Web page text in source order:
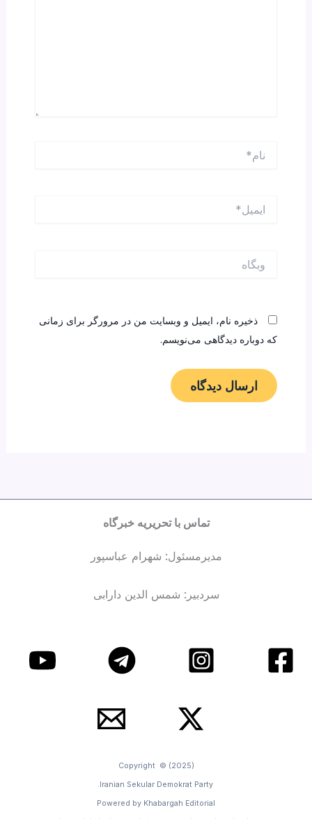
ذخیره نام، ایمیل و وبسایت من در مرورگر برای زمانی
که دوباره دیدگاهی می‌نویسم.
تماس با تحریریه خبرگاه
مدیرمسئول: شهرام عباسپور
سردبیر: شمس الدین دارابی
Copyright © (2025)
Iranian Sekular Demokrat Party.
Powered by Khabargah Editorial